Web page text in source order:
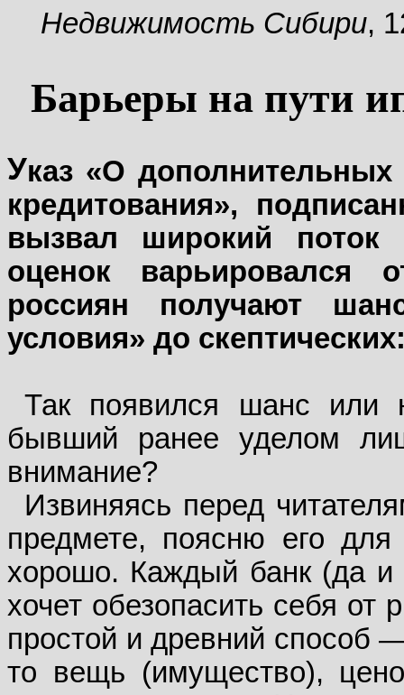
Недвижимость Сибири,
Барьеры на пути
Указ «О
кредитования»,
вызвал широкий поток
оценок варьировался
россиян получают
условия» до
Так появился шанс или
бывший ранее уделом
внимание?
Извиняясь перед
предмете, поясню его
хорошо. Каждый банк (да и
хочет обезопасить себя
простой и древний способ
то вещь (имущество),